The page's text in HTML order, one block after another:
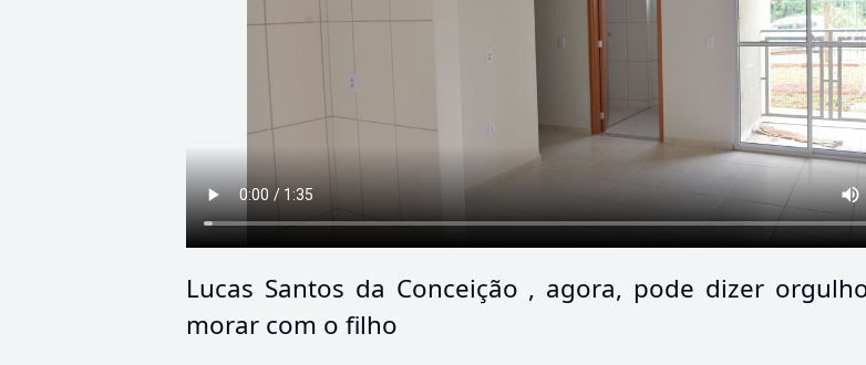
Lucas Santos da Conceição , agora, pode dizer
morar com o filho